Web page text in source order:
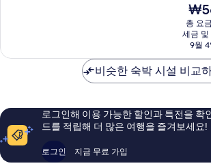
우
요,
용
후
현
재
요
금
총 요
세금
9월 4
비슷한 숙박 시설 비교
로그인해 이용 가능한 할인과 특전을 확
드를 적립해 더 많은 여행을 즐겨보세요!
로그인 지금 무료 가입